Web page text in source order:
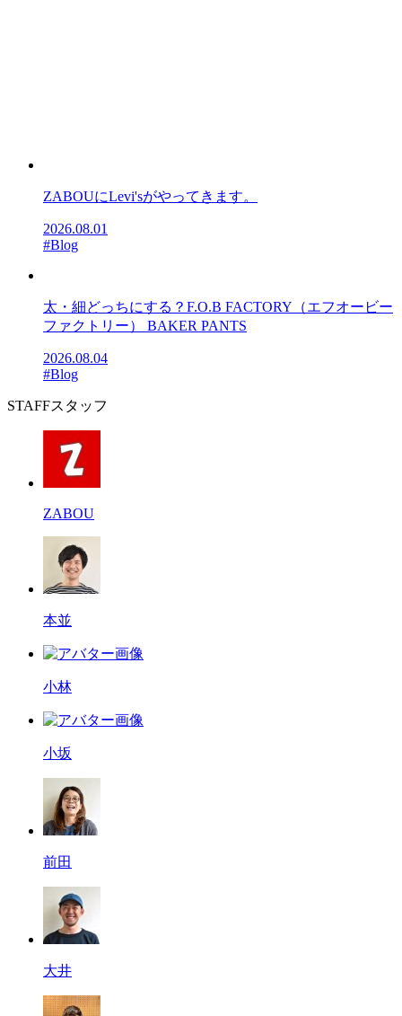
ZABOUにLevi'sがやってきます。
2026.08.01
#Blog
太・細どっちにする？F.O.B FACTORY（エフオービー
ファクトリー） BAKER PANTS
2026.08.04
#Blog
STAFFスタッフ
ZABOU
本並
小林
小坂
前田
大井